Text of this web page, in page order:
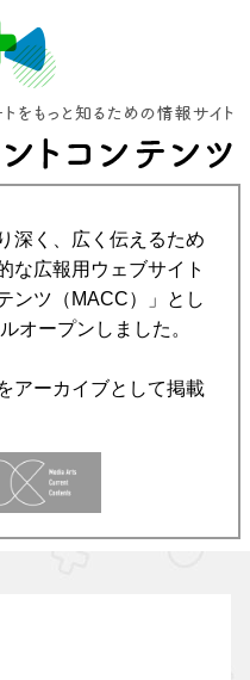
深く、広く伝えるため
な広報用ウェブサイト
ンツ（MACC）」とし
オープンしました。
アーカイブとして掲載